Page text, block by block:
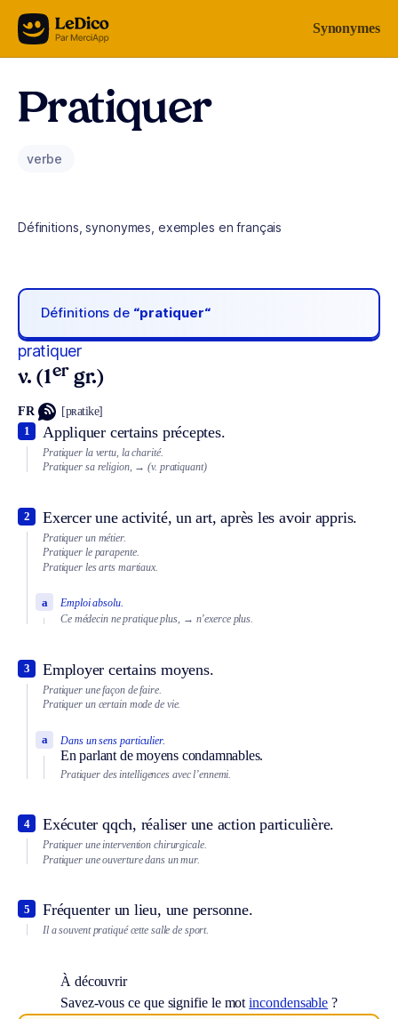
Aller au contenu Synonymes
Pratiquer
verbe
Définitions, synonymes, exemples en français
Définitions de “pratiquer“
pratiquer
v. (1er gr.)
FR [pʀatike]
Appliquer certains préceptes.
1
Pratiquer la vertu, la charité.
Pratiquer sa religion, →(v. pratiquant)
Exercer une activité, un art, après les avoir appris.
2
Pratiquer un métier.
Pratiquer le parapente.
Pratiquer les arts martiaux.
Emploi absolu.
a
Ce médecin ne pratique plus, → n’exerce plus.
Employer certains moyens.
3
Pratiquer une façon de faire.
Pratiquer un certain mode de vie.
Dans un sens particulier.
En parlant de moyens condamnables.
a
Pratiquer des intelligences avec l’ennemi.
Exécuter qqch, réaliser une action particulière.
4
Pratiquer une intervention chirurgicale.
Pratiquer une ouverture dans un mur.
Fréquenter un lieu, une personne.
5
Il a souvent pratiqué cette salle de sport.
À découvrir
Savez-vous ce que signifie le motincondensable ?